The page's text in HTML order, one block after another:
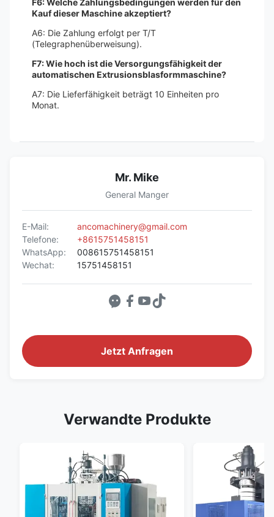
F6: Welche Zahlungsbedingungen werden für den
Kauf dieser Maschine akzeptiert?
A6: Die Zahlung erfolgt per T/T
(Telegraphenüberweisung).
F7: Wie hoch ist die Versorgungsfähigkeit der
automatischen Extrusionsblasformmaschine?
A7: Die Lieferfähigkeit beträgt 10 Einheiten pro
Monat.
Mr. Mike
General Manger
E-Mail:
ancomachinery@gmail.com
Telefone:
+8615751458151
WhatsApp:
008615751458151
Wechat:
15751458151
Jetzt Anfragen
Verwandte Produkte